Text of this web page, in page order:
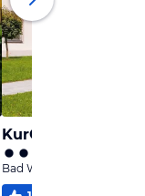
Bad Wörishofen, Bayern